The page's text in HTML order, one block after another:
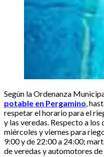
Según la Ordenanza
potable en Pergamino,
respetar el horario para el
y las veredas. Respecto a
miércoles y viernes para
9:00 y de 22:00 a 24:00;
de veredas y automotores